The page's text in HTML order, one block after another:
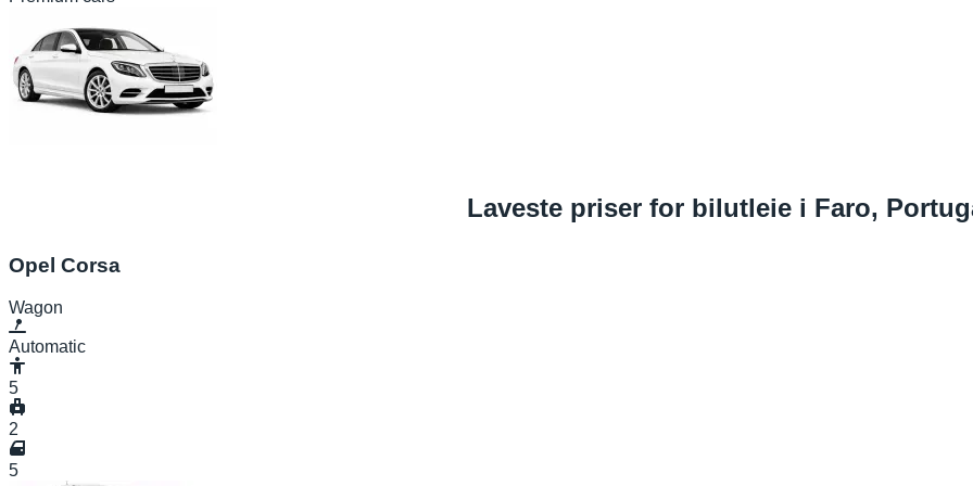
Laveste priser for bilutleie i Faro,
Opel Corsa
Wagon
Automatic
5
2
5